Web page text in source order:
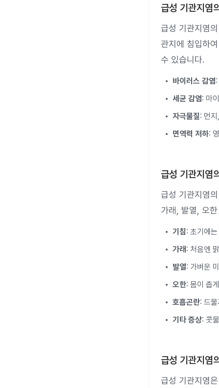
급성 기관지염
급성 기관지염
관지에 침입하
수 있습니다.
바이러스 감염
세균 감염: 마
자극물질: 먼
면역력 저하:
급성 기관지염
급성 기관지염
가래, 발열, 오
기침: 초기에
가래: 처음엔
발열: 가벼운
오한: 몸이 춥
호흡곤란: 드
기타 증상: 콧
급성 기관지염
급성 기관지염